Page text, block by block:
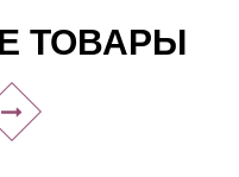
ТОВАРЫ